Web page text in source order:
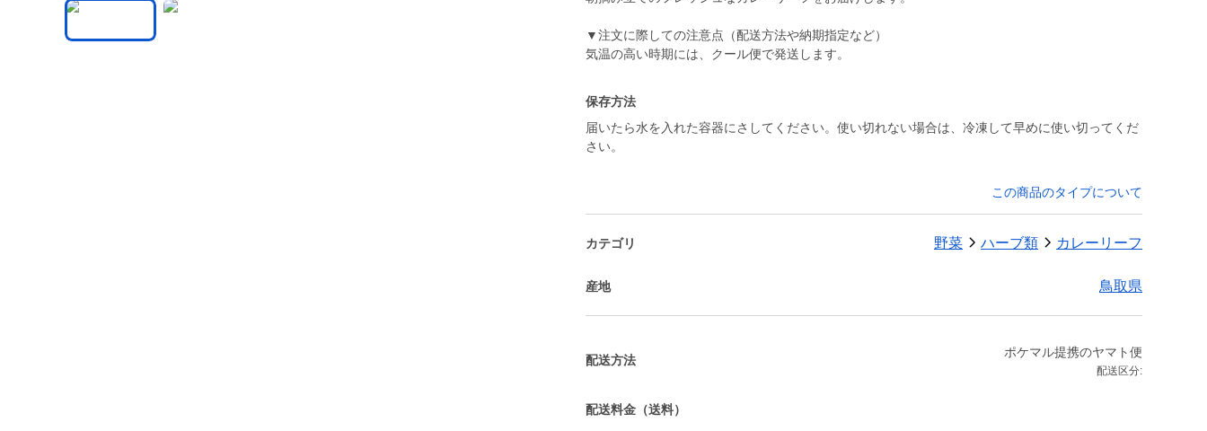
▼注文に際しての注意点（配送方法や納期指定など）
気温の高い時期には、クール便で発送します。
保存方法
届いたら水を入れた容器にさしてください。使い切れない場合は、冷凍して早めに使い切ってくだ
さい。
この商品のタイプについて
カテゴリ 野菜 ハーブ類 カレーリーフ
産地 鳥取県
配送方法
ポケマル提携のヤマト便
配送区分:
配送料金（送料）